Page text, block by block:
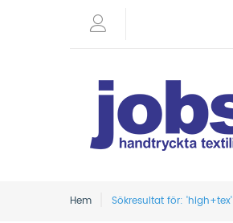
Hem Sökresultat för: 'high+tex'